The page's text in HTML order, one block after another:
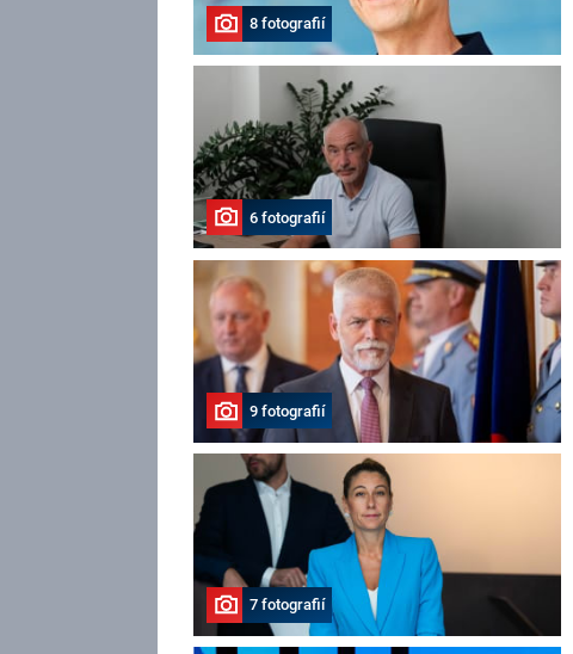
8 fotografií
6 fotografií
9 fotografií
7 fotografií